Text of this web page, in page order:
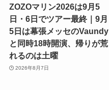
ZOZOマリン2026は9月5
日・6日でツアー最終｜9月
5日は幕張メッセのVaundy
と同時18時開演、帰りが荒
れるのは土曜
2026年8月7日